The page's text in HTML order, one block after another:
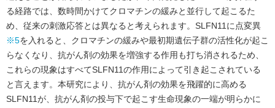
る経路では、数時間かけてクロマチンの緩みと並行して起こるた
め、従来の刺激応答とは異なると考えられます。SLFN11に点変異
※5を入れると、クロマチンの緩みや最初期遺伝子群の活性化が起こ
らなくなり、抗がん剤の効果を増強する作用も打ち消されるため、
これらの現象はすべてSLFN11の作用によって引き起こされている
と言えます。本研究により、抗がん剤の効果を飛躍的に高める
SLFN11が、抗がん剤の投与下で起こす生命現象の一端が明らかに